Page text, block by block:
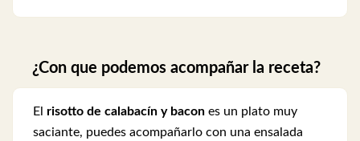
¿Con que podemos acompañar la receta?
El risotto de calabacín y bacon es un plato muy
saciante, puedes acompañarlo con una ensalada